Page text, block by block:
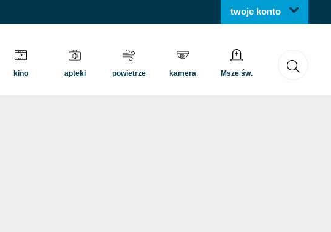
twoje konto
kino apteki powietrze kamera Msze św.